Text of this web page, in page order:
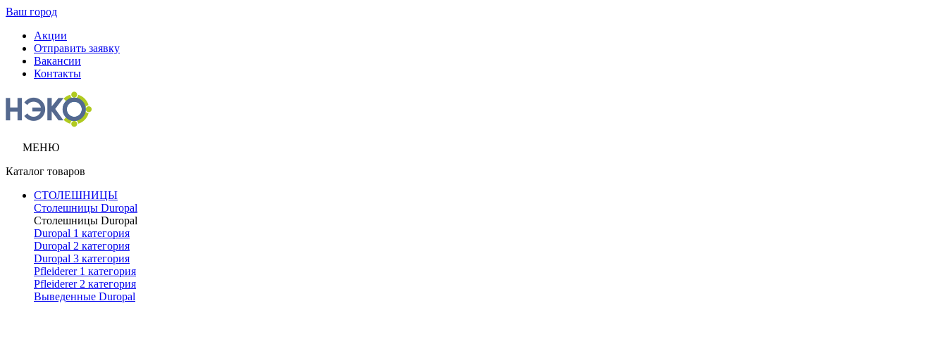
Ваш город
Акции
Отправить заявку
Вакансии
Контакты
МЕНЮ
Каталог товаров
СТОЛЕШНИЦЫ
Столешницы Duropal
Столешницы Duropal
Duropal 1 категория
Duropal 2 категория
Duropal 3 категория
Pfleiderer 1 категория
Pfleiderer 2 категория
Выведенные Duropal